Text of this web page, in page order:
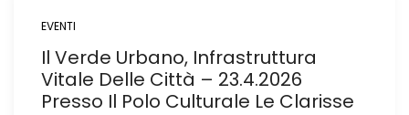
EVENTI
Il Verde Urbano, Infrastruttura
Vitale Delle Città – 23.4.2026
Presso Il Polo Culturale Le Clarisse